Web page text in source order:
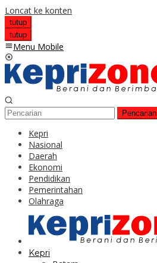
Loncat ke konten
tutup
tutup
Menu Mobile
Pencarian
Kepri
Nasional
Daerah
Ekonomi
Pendidikan
Pemerintahan
Olahraga
Kepri